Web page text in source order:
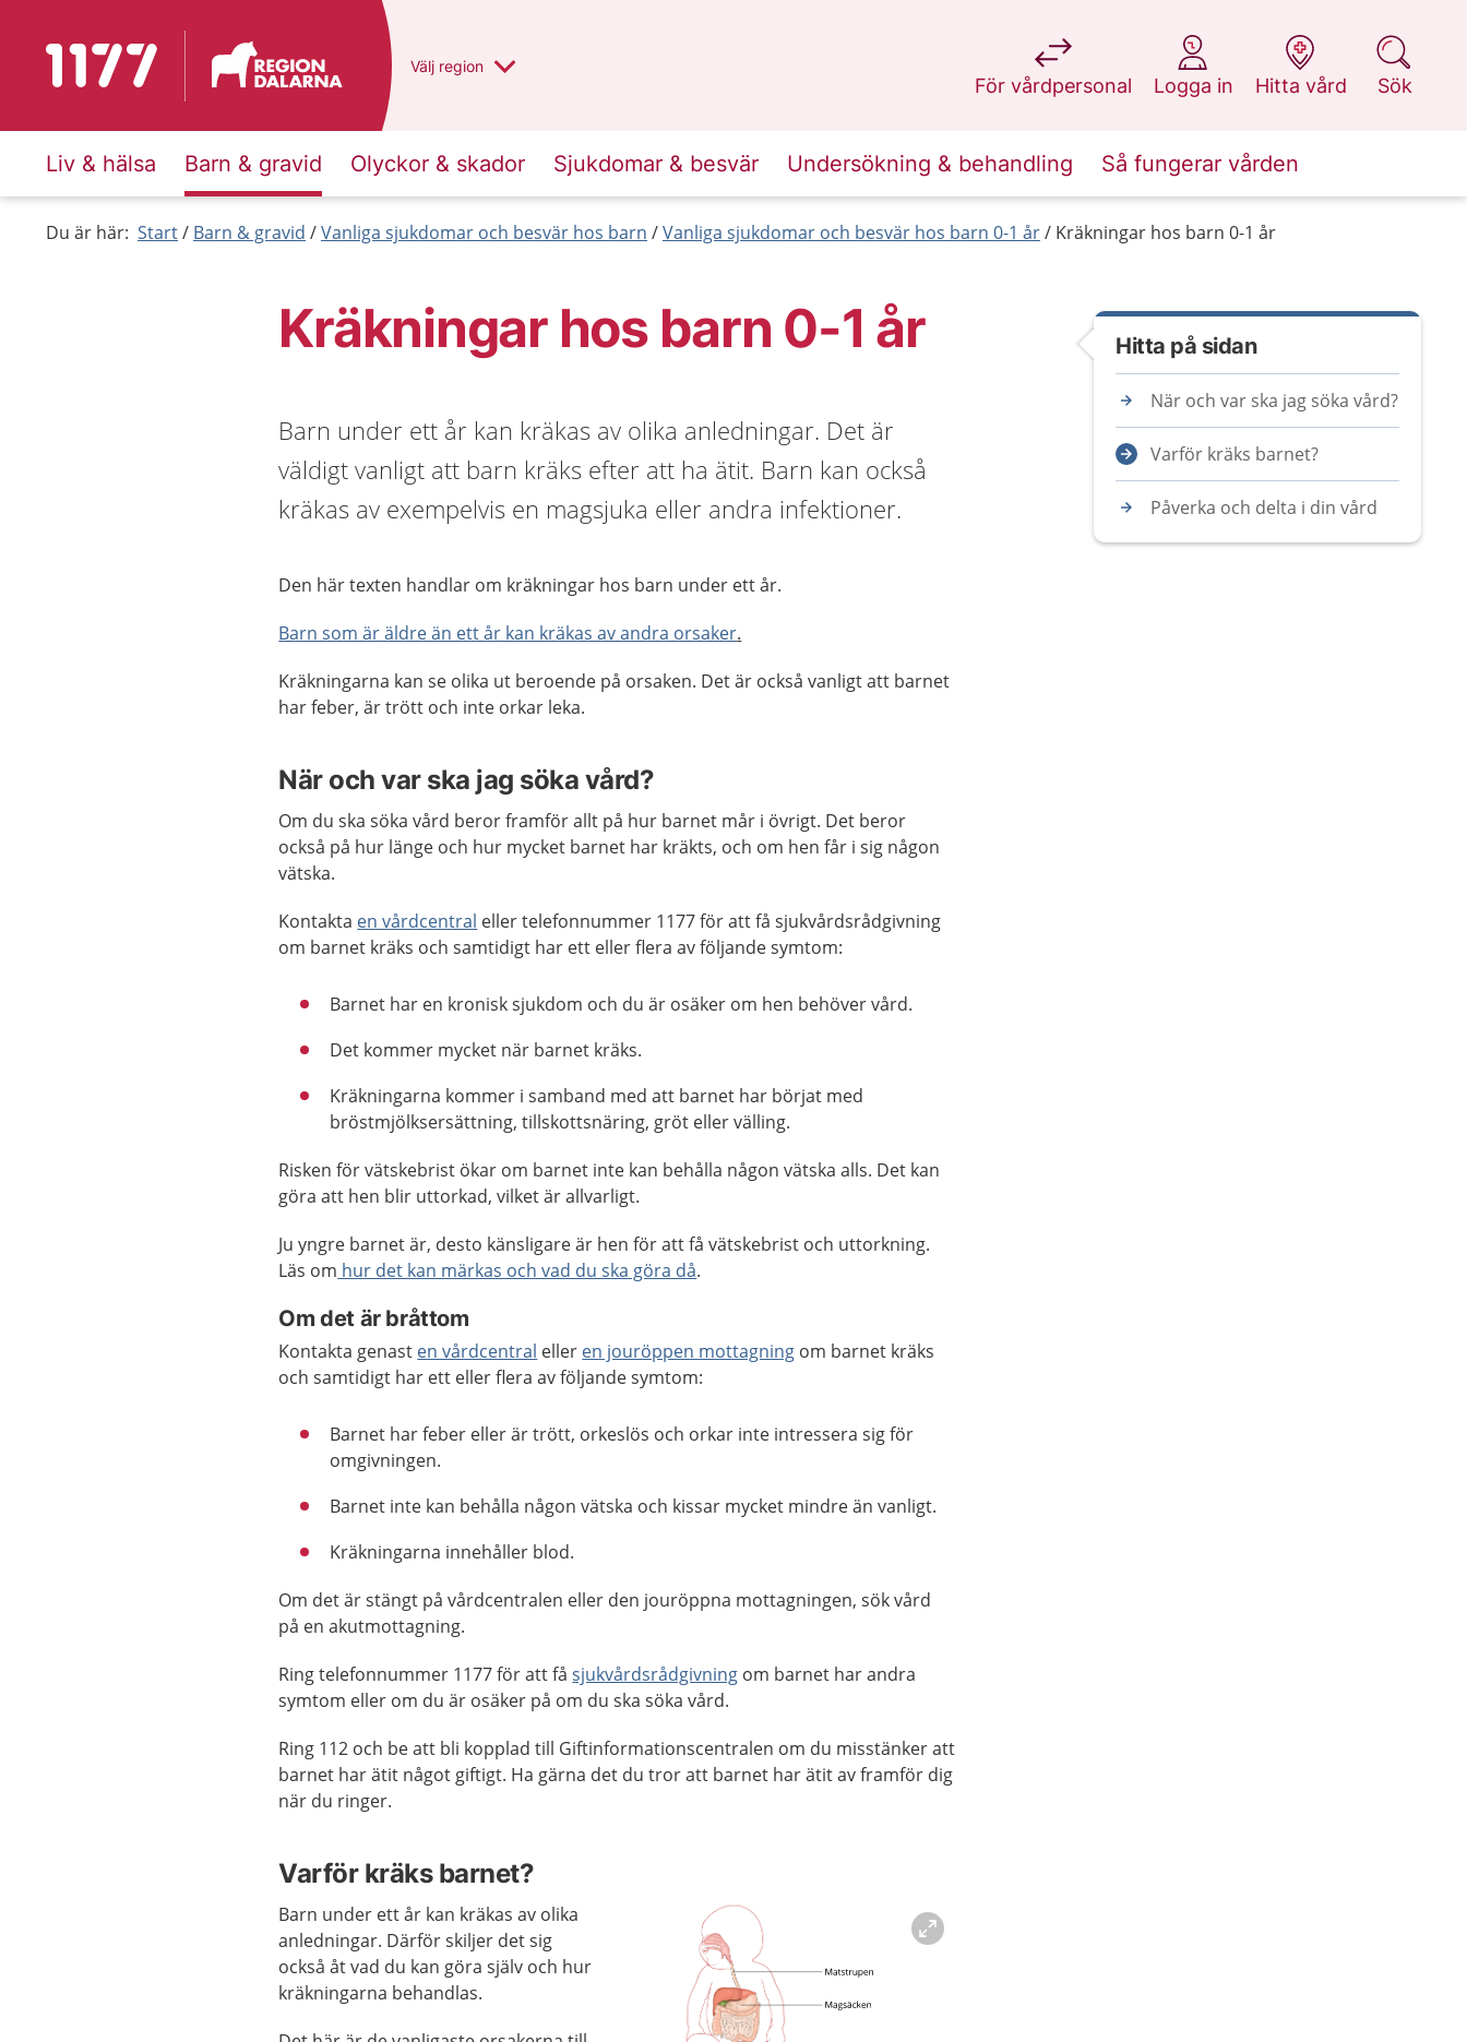
Till startsidan för 1177 Du har valt region
Välj en annan
region
För vårdpersonal
på 1177.se
Logga in
på 1177.se
Hitta vård
på 1177.se
Sök
på 1177.se
Liv & hälsa Barn & gravid Olyckor & skador Sjukdomar & besvär Undersökning & behandling Så fungerar vården
Du är här: Start Barn & gravid Vanliga sjukdomar och besvär hos barn Vanliga sjukdomar och besvär hos barn 0-1 år Kräkningar hos barn 0-1 år
Kräkningar hos barn 0-1 år
Barn under ett år kan kräkas av olika anledningar. Det är
väldigt vanligt att barn kräks efter att ha ätit. Barn kan också
kräkas av exempelvis en magsjuka eller andra infektioner.
Den här texten handlar om kräkningar hos barn under ett år.
Barn som är äldre än ett år kan kräkas av andra orsaker.
Kräkningarna kan se olika ut beroende på orsaken. Det är också vanligt att barnet
har feber, är trött och inte orkar leka.
När och var ska jag söka vård?
Om du ska söka vård beror framför allt på hur barnet mår i övrigt. Det beror
också på hur länge och hur mycket barnet har kräkts, och om hen får i sig någon
vätska.
Kontakta en vårdcentral eller telefonnummer 1177 för att få sjukvårdsrådgivning
om barnet kräks och samtidigt har ett eller flera av följande symtom:
Barnet har en kronisk sjukdom och du är osäker om hen behöver vård.
Det kommer mycket när barnet kräks.
Kräkningarna kommer i samband med att barnet har börjat med
bröstmjölksersättning, tillskottsnäring, gröt eller välling.
Risken för vätskebrist ökar om barnet inte kan behålla någon vätska alls. Det kan
göra att hen blir uttorkad, vilket är allvarligt.
Ju yngre barnet är, desto känsligare är hen för att få vätskebrist och uttorkning.
Läs om hur det kan märkas och vad du ska göra då.
Om det är bråttom
Kontakta genast en vårdcentral eller en jouröppen mottagning om barnet kräks
och samtidigt har ett eller flera av följande symtom:
Barnet har feber eller är trött, orkeslös och orkar inte intressera sig för
omgivningen.
Barnet inte kan behålla någon vätska och kissar mycket mindre än vanligt.
Kräkningarna innehåller blod.
Om det är stängt på vårdcentralen eller den jouröppna mottagningen, sök vård
på en akutmottagning.
Ring telefonnummer 1177 för att fåsjukvårdsrådgivning om barnet har andra
symtom eller om du är osäker på om du ska söka vård.
Ring 112 och be att bli kopplad till Giftinformationscentralen om du misstänker att
barnet har ätit något giftigt. Ha gärna det du tror att barnet har ätit av framför dig
när du ringer.
Varför kräks barnet?
Barn under ett år kan kräkas av olika
anledningar. Därför skiljer det sig
också åt vad du kan göra själv och hur
kräkningarna behandlas.
Hitta på sidan
När och var ska jag söka vård?
Varför kräks barnet?
Påverka och delta i din vård